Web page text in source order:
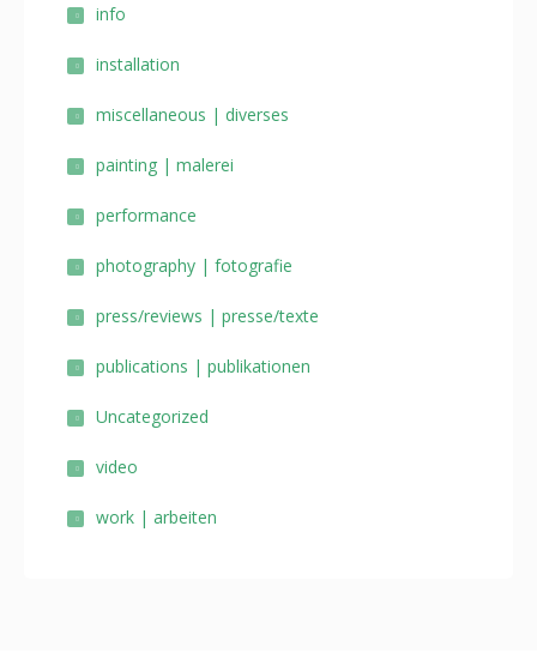
info
installation
miscellaneous | diverses
painting | malerei
performance
photography | fotografie
press/reviews | presse/texte
publications | publikationen
Uncategorized
video
work | arbeiten